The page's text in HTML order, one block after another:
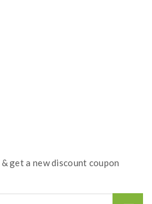
& get a new discount coupon